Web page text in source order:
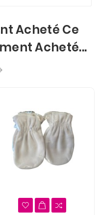
Acheté Ce
Acheté...